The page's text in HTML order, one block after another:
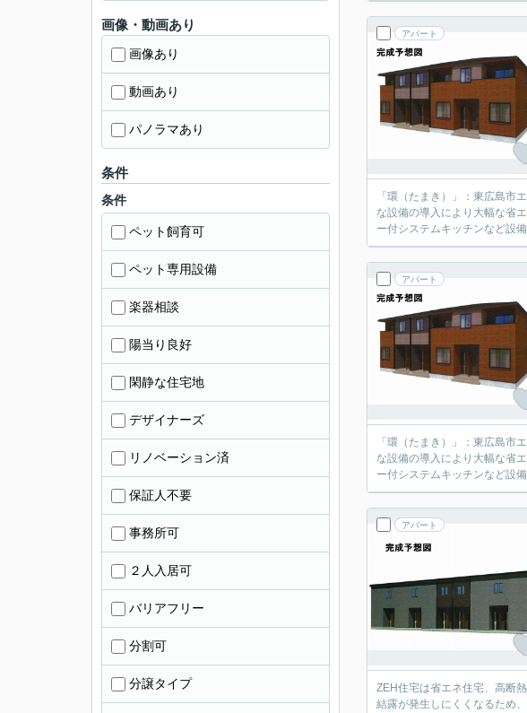
アパート
「環（たまき）」：東広島市
な設備の導入により大幅な省
ー付システムキッチンなど設
アパート
「環（たまき）」：東広島市
な設備の導入により大幅な省
ー付システムキッチンなど設
アパート
ZEH住宅は省エネ住宅、高断
結露が発生しにくくなるため
画像・動画あり
画像あり
動画あり
パノラマあり
条件
条件
ペット飼育可
ペット専用設備
楽器相談
陽当り良好
閑静な住宅地
デザイナーズ
リノベーション済
保証人不要
事務所可
２人入居可
バリアフリー
分割可
分譲タイプ